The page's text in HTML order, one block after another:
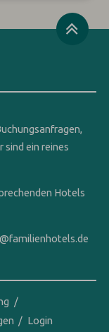
ein reines
Hotels
Login